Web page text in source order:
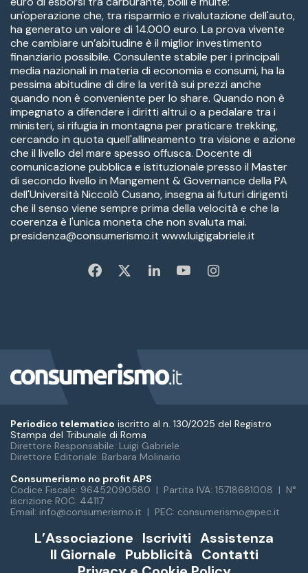
Periodico telematico iscritto al n. 130/2025 del Registro
Stampa del Tribunale di Roma
Direttore Responsabile: Luigi Gabriele
Direttore Editoriale: Barbara Molinario
Consumerismo no profit APS
Codice Fiscale: 96452090580 | Partita IVA: 15718681008 | N°
iscrizione ROC: 44117
Email: info@consumerismo.it | PEC: consumerismo@pec.it
L’Associazione Iscriviti Assistenza
Il Giornale Pubblicità Contatti